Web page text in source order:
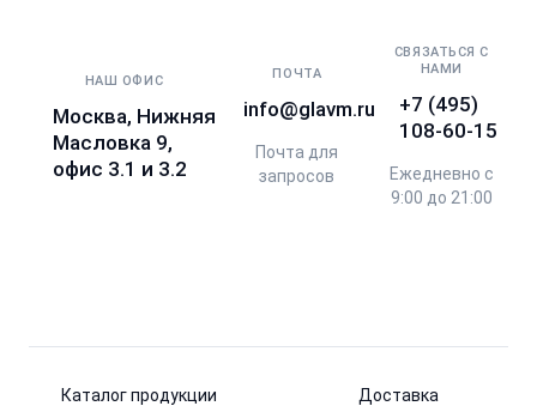
НАШ ОФИС
Москва, Нижняя
Масловка 9,
офис 3.1 и 3.2
ПОЧТА
info@glavm.ru
Почта для
запросов
СВЯЗАТЬСЯ С
НАМИ
+7 (495)
108-60-15
Ежедневно с
9:00 до 21:00
Каталог продукции Доставка